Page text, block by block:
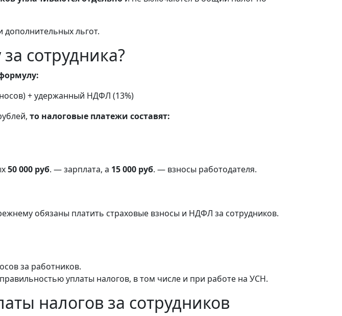
дополнительных льгот.
сотрудника?
+ удержанный НДФЛ (13%)
то налоговые платежи составят:
50 000 руб. — зарплата, а 15 000 руб. — взносы работодателя.
обязаны платить страховые взносы и НДФЛ за сотрудников.
за работников.
уплаты налогов, в том числе и при работе на УСН.
налогов за сотрудников